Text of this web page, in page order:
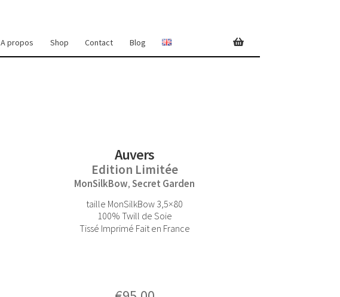
A propos Shop Contact Blog
Auvers
Edition Limitée
MonSilkBow,Secret Garden
taille MonSilkBow 3,5×80
100% Twill de Soie
Tissé Imprimé Fait en France